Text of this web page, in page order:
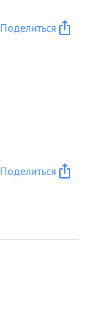
Поделиться
Поделиться